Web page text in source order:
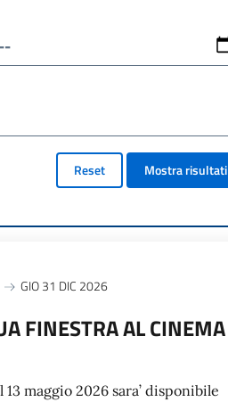
Reset Mostra risultati
GIO 31 DIC 2026
FINESTRA AL CINEMA
maggio 2026 sara’ disponibile